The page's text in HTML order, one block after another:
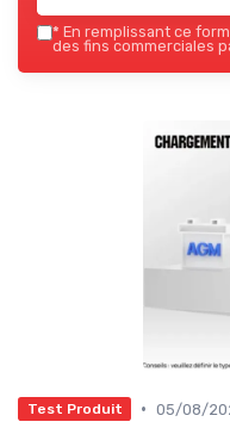
* En remplissant ce
des fins commerciales
Test Produit • 05/08/